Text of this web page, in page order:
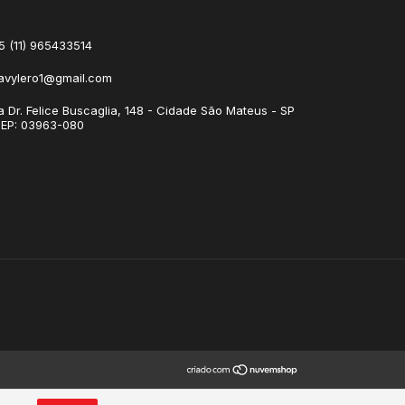
(11) 965433514
Dr. Felice Buscaglia, 148 - Cidade São Mateus - SP
03963-080